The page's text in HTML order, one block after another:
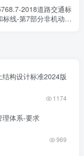
2018道路交通标
标线-第7部分非机动车
构设计标准2024版
1174
体系-要求
969